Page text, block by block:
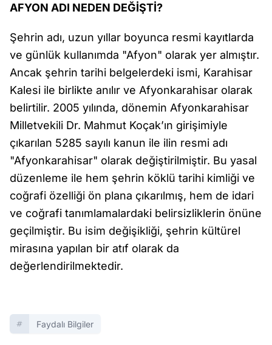
AFYON ADI NEDEN DEĞİŞTİ?
Şehrin adı, uzun yıllar boyunca resmi kayıtlarda
ve günlük kullanımda "Afyon" olarak yer almıştır.
Ancak şehrin tarihi belgelerdeki ismi, Karahisar
Kalesi ile birlikte anılır ve Afyonkarahisar olarak
belirtilir. 2005 yılında, dönemin Afyonkarahisar
Milletvekili Dr. Mahmut Koçak’ın girişimiyle
çıkarılan 5285 sayılı kanun ile ilin resmi adı
"Afyonkarahisar" olarak değiştirilmiştir. Bu yasal
düzenleme ile hem şehrin köklü tarihi kimliği ve
coğrafi özelliği ön plana çıkarılmış, hem de idari
ve coğrafi tanımlamalardaki belirsizliklerin önüne
geçilmiştir. Bu isim değişikliği, şehrin kültürel
mirasına yapılan bir atıf olarak da
değerlendirilmektedir.
Faydalı Bilgiler